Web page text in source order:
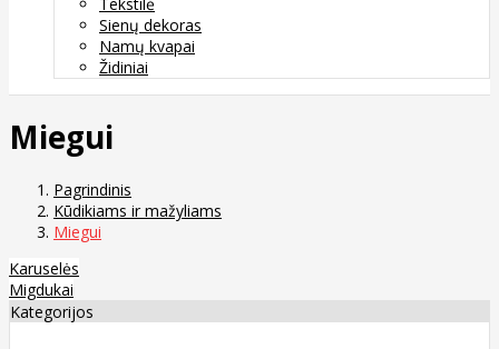
Sienų dekoras
Namų kvapai
Židiniai
Miegui
Pagrindinis
Kūdikiams ir mažyliams
Miegui
Karuselės
Migdukai
Kategorijos